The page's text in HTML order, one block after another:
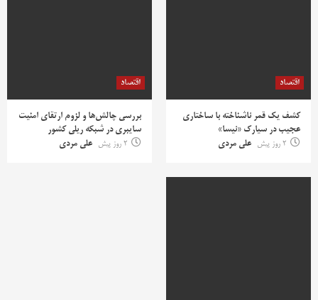
اقتصاد
کشف یک قمر ناشناخته با ساختاری
عجیب در سیارک «نیسا»
2 روز پیش
علی مردی
اقتصاد
بررسی چالش‌ها و لزوم ارتقای امنیت
سایبری در شبکه ریلی کشور
2 روز پیش
علی مردی